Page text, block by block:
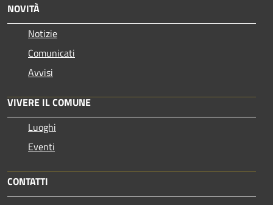
NOVITÀ
Notizie
Comunicati
Avvisi
VIVERE IL COMUNE
Luoghi
Eventi
CONTATTI